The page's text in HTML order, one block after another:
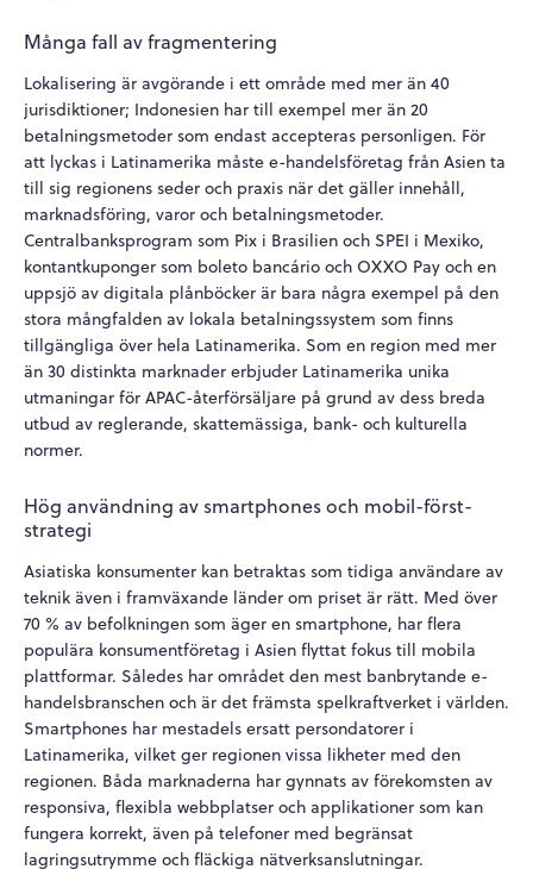
Många fall av fragmentering
Lokalisering är avgörande i ett område med mer än 40
jurisdiktioner; Indonesien har till exempel mer än 20
betalningsmetoder som endast accepteras personligen. För
att lyckas i Latinamerika måste e-handelsföretag från Asien ta
till sig regionens seder och praxis när det gäller innehåll,
marknadsföring, varor och betalningsmetoder.
Centralbanksprogram som Pix i Brasilien och SPEI i Mexiko,
kontantkuponger som boleto bancário och OXXO Pay och en
uppsjö av digitala plånböcker är bara några exempel på den
stora mångfalden av lokala betalningssystem som finns
tillgängliga över hela Latinamerika. Som en region med mer
än 30 distinkta marknader erbjuder Latinamerika unika
utmaningar för APAC-återförsäljare på grund av dess breda
utbud av reglerande, skattemässiga, bank- och kulturella
normer.
Hög användning av smartphones och mobil-först-
strategi
Asiatiska konsumenter kan betraktas som tidiga användare av
teknik även i framväxande länder om priset är rätt. Med över
70 % av befolkningen som äger en smartphone, har flera
populära konsumentföretag i Asien flyttat fokus till mobila
plattformar. Således har området den mest banbrytande e-
handelsbranschen och är det främsta spelkraftverket i världen.
Smartphones har mestadels ersatt persondatorer i
Latinamerika, vilket ger regionen vissa likheter med den
regionen. Båda marknaderna har gynnats av förekomsten av
responsiva, flexibla webbplatser och applikationer som kan
fungera korrekt, även på telefoner med begränsat
lagringsutrymme och fläckiga nätverksanslutningar.